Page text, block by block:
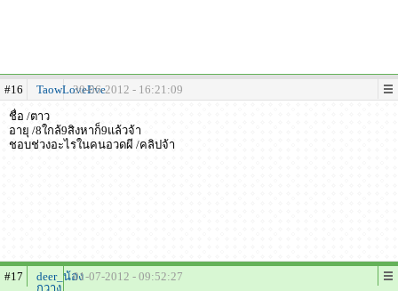
#16 TaowLoveEve30-06-2012 - 16:21:09
ชื่อ /ตาว
อายุ /8ใกล้9สิงหาก็9แล้วจ้า
ชอบช่วงอะไรในคนอวดผี /คลิปจ้า
#17
deer_น้อง
กวาง
01-07-2012 - 09:52:27